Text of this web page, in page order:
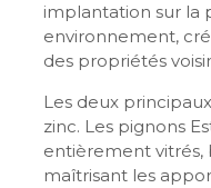
implantation sur la
environnement,
des propriétés
Les deux
zinc. Les pignons
entièrement vitrés,
maîtrisant les